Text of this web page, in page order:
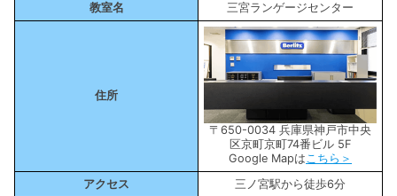
教室名
三宮ランゲージセンター
住所
〒650-0034 兵庫県神戸市中央
区京町京町74番ビル 5F
Google Mapは こちら＞
アクセス
三ノ宮駅から徒歩6分